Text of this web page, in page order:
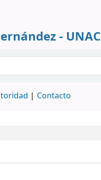
- UNAC
Contacto